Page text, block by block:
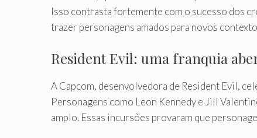
Isso contrasta fortemente com o sucesso dos
trazer personagens amados para novos
Resident Evil: uma franquia
A Capcom, desenvolvedora de Resident Evil,
Personagens como Leon Kennedy e Jill
amplo. Essas incursões provaram que